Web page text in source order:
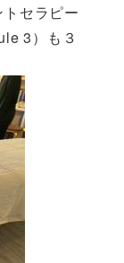
セラピー
3）も３